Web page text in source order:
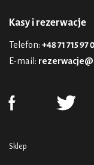
Kasy i rezerwacje
Telefon: +48 71 715 97
E-mail:
Sklep